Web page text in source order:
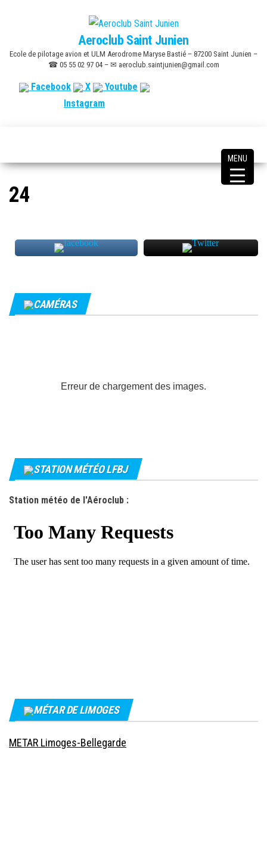
content
Aeroclub Saint Junien
Ecole de pilotage avion et ULM Aerodrome Maryse Bastié – 87200 Saint Junien –
☎ 05 55 02 97 04 – ✉ aeroclub.saintjunien@gmail.com
Facebook X
Youtube
Instagram
24
CAMÉRAS
Erreur de chargement des images.
STATION MÉTÉO LFBJ
Station météo de l'Aéroclub :
MÉTAR DE LIMOGES
METAR Limoges-Bellegarde
MENU